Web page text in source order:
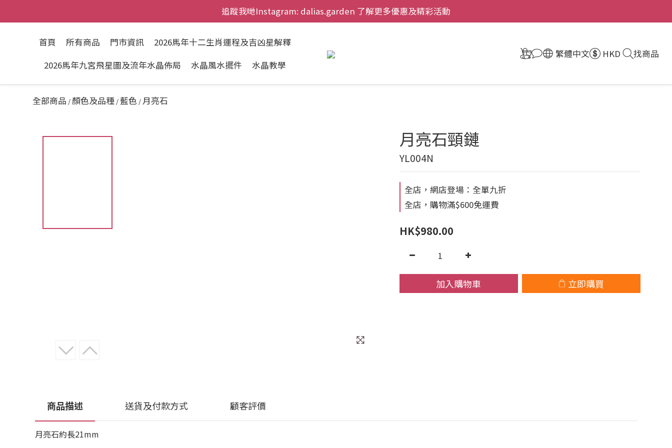
慶祝元朗新店開幕，網上首次購物九折兼免運費。
追蹤我哋Instagram: dalias.garden 了解更多優惠及精彩活動
首頁 所有商品 門市資訊
2026馬年十二生肖運程及吉凶星解釋
2026馬年九宮飛星圖及流年水晶佈局
水晶風水擺件 水晶教學
繁體中文 HKD 找商品
全部商品 /顏色及品種 / 藍色 / 月亮石
月亮石頸鏈
YL004N
全店，網店登場：全單九折
全店，購物滿$600免運費
HK$980.00
加入購物車 立即購買
商品描述 送貨及付款方式 顧客評價
月亮石約長21mm